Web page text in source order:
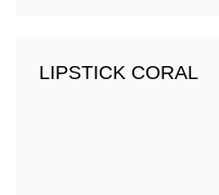
LIPSTICK CORAL